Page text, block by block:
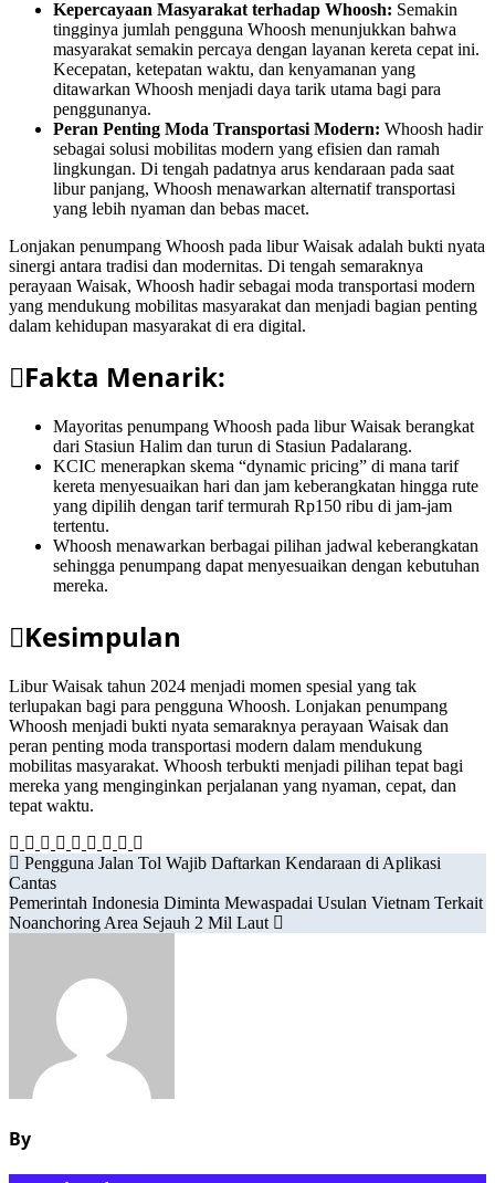
Kepercayaan Masyarakat terhadap Whoosh: Semakin
tingginya jumlah pengguna Whoosh menunjukkan bahwa
masyarakat semakin percaya dengan layanan kereta cepat ini.
Kecepatan, ketepatan waktu, dan kenyamanan yang
ditawarkan Whoosh menjadi daya tarik utama bagi para
penggunanya.
Peran Penting Moda Transportasi Modern: Whoosh hadir
sebagai solusi mobilitas modern yang efisien dan ramah
lingkungan. Di tengah padatnya arus kendaraan pada saat
libur panjang, Whoosh menawarkan alternatif transportasi
yang lebih nyaman dan bebas macet.
Lonjakan penumpang Whoosh pada libur Waisak adalah bukti nyata
sinergi antara tradisi dan modernitas. Di tengah semaraknya
perayaan Waisak, Whoosh hadir sebagai moda transportasi modern
yang mendukung mobilitas masyarakat dan menjadi bagian penting
dalam kehidupan masyarakat di era digital.
Fakta Menarik:
Mayoritas penumpang Whoosh pada libur Waisak berangkat
dari Stasiun Halim dan turun di Stasiun Padalarang.
KCIC menerapkan skema “dynamic pricing” di mana tarif
kereta menyesuaikan hari dan jam keberangkatan hingga rute
yang dipilih dengan tarif termurah Rp150 ribu di jam-jam
tertentu.
Whoosh menawarkan berbagai pilihan jadwal keberangkatan
sehingga penumpang dapat menyesuaikan dengan kebutuhan
mereka.
Kesimpulan
Libur Waisak tahun 2024 menjadi momen spesial yang tak
terlupakan bagi para pengguna Whoosh. Lonjakan penumpang
Whoosh menjadi bukti nyata semaraknya perayaan Waisak dan
peran penting moda transportasi modern dalam mendukung
mobilitas masyarakat. Whoosh terbukti menjadi pilihan tepat bagi
mereka yang menginginkan perjalanan yang nyaman, cepat, dan
tepat waktu.
Navigasi
pos
Pengguna Jalan Tol Wajib Daftarkan Kendaraan di Aplikasi
Cantas
Pemerintah Indonesia Diminta Mewaspadai Usulan Vietnam Terkait
Noanchoring Area Sejauh 2 Mil Laut
By